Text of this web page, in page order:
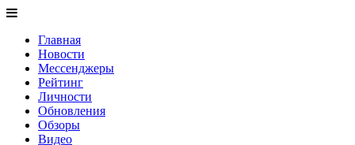
Главная
Новости
Мессенджеры
Рейтинг
Личности
Обновления
Обзоры
Видео